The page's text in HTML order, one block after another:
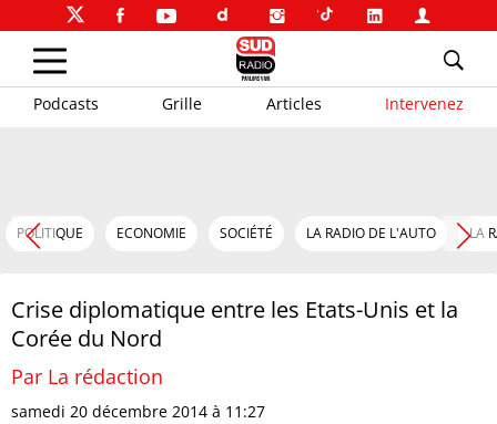
Podcasts Grille Articles Intervenez
POLITIQUE ECONOMIE SOCIÉTÉ LA RADIO DE L'AUTO LA
Crise diplomatique entre les Etats-Unis et la
Corée du Nord
Par La rédaction
samedi 20 décembre 2014 à 11:27